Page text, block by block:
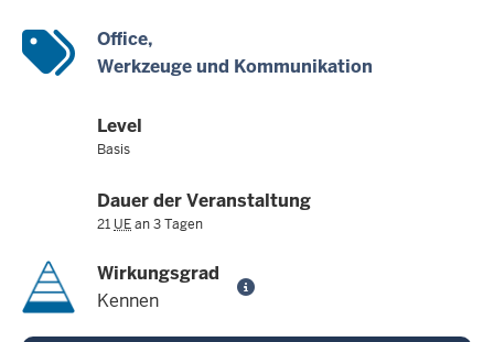
Office
Werkzeuge und Kommunikation
Level
Basis
Dauer der Veranstaltung
21 UEan 3 Tagen
Wirkungsgrad
Kennen